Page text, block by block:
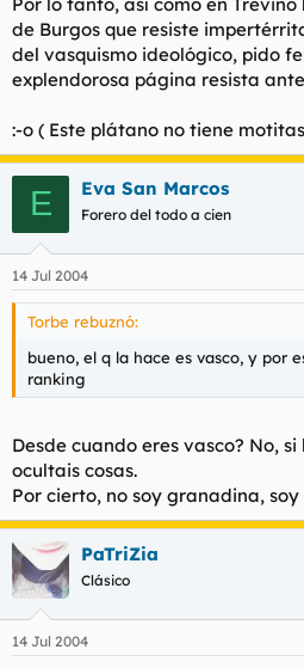
de Burgos que resiste
del vasquismo ideológico, pido
explendorosa página resista
:-o ( Este plátano no tiene
E Eva San Marcos
Forero del todo a cien
14 Jul 2004
Torbe rebuznó:
bueno, el q la hace es vasco, y por
ranking
Desde cuando eres vasco? No,
ocultais cosas.
Por cierto, no soy granadina,
PaTriZia
Clásico
14 Jul 2004